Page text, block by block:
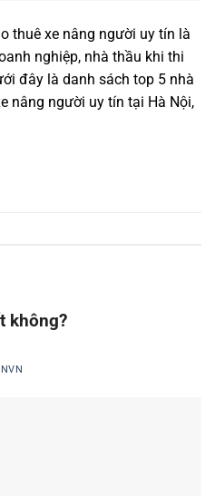
thuê xe nâng người uy tín là
nghiệp, nhà thầu khi thi
đây là danh sách top 5 nhà
nâng người uy tín tại Hà Nội,
không?